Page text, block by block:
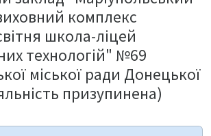
комплекс
школа-ліцей
технологій" №69
міської ради Донецької
призупинена)